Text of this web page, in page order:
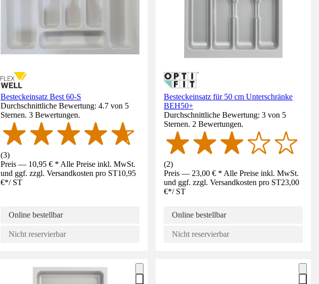
Besteckeinsatz Best 60-S
Durchschnittliche Bewertung: 4.7 von 5
Sternen. 3 Bewertungen.
(3)
Preis — 10,95 € * Alle Preise inkl. MwSt.
und ggf. zzgl. Versandkosten pro ST10,95
€*/ ST
Online bestellbar
Nicht reservierbar
Besteckeinsatz für 50 cm Unterschränke
BEH50+
Durchschnittliche Bewertung: 3 von 5
Sternen. 2 Bewertungen.
(2)
Preis — 23,00 € * Alle Preise inkl. MwSt.
und ggf. zzgl. Versandkosten pro ST23,00
€*/ ST
Online bestellbar
Nicht reservierbar